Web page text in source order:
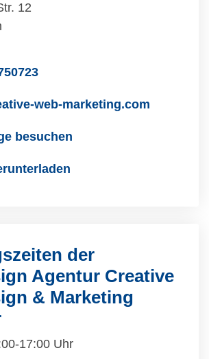
12
web-marketing.com
besuchen
der
Agentur Creative
& Marketing
17:00 Uhr